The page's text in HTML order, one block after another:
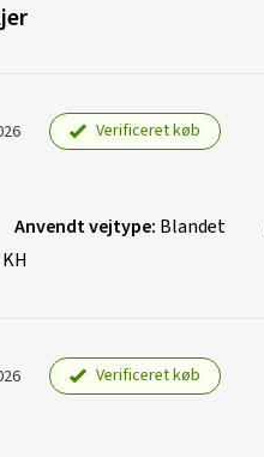
Verificeret køb
Anvendt vejtype: Blandet
Verificeret køb